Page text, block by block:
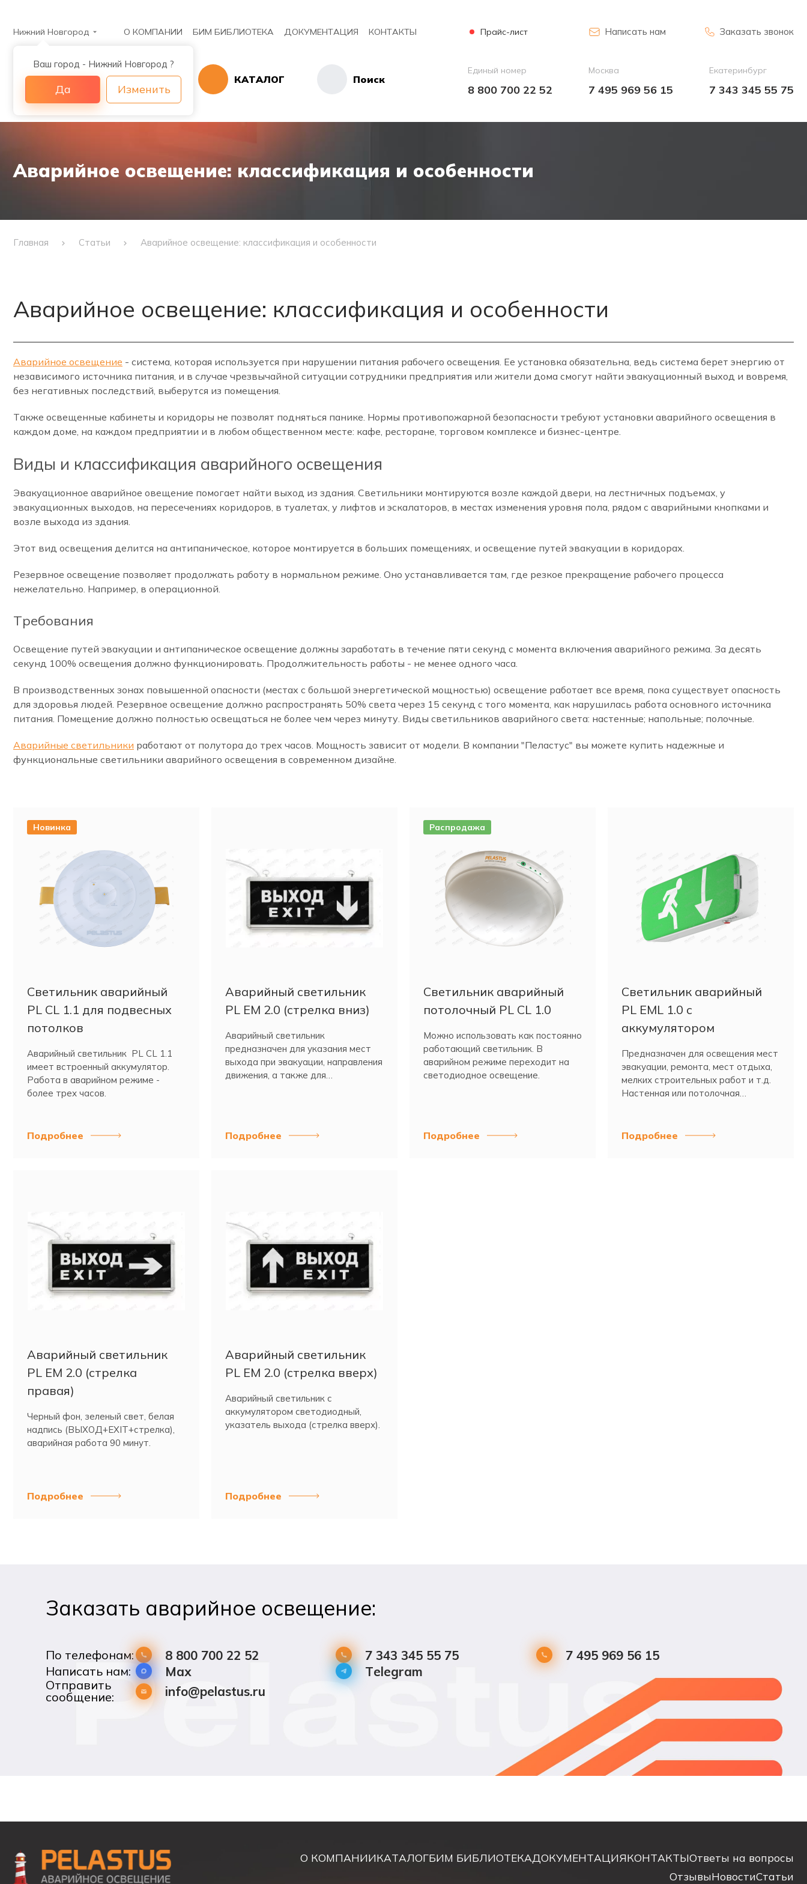
Нижний Новгород
Ваш город - Нижний Новгород ?
Да Изменить
О КОМПАНИИ БИМ БИБЛИОТЕКА ДОКУМЕНТАЦИЯ КОНТАКТЫ Прайс-лист Написать нам Заказать звонок
КАТАЛОГ Поиск
Единый номер
8 800 700 22 52
Москва
7 495 969 56 15
Екатеринбург
7 343 345 55 75
Аварийное освещение: классификация и особенности
Главная Статьи Аварийное освещение: классификация и особенности
Аварийное освещение: классификация и особенности
Аварийное освещение - система, которая используется при нарушении питания рабочего освещения. Ее установка обязательна, ведь система берет энергию от
независимого источника питания, и в случае чрезвычайной ситуации сотрудники предприятия или жители дома смогут найти эвакуационный выход и вовремя,
без негативных последствий, выберутся из помещения.
Также освещенные кабинеты и коридоры не позволят подняться панике. Нормы противопожарной безопасности требуют установки аварийного освещения в
каждом доме, на каждом предприятии и в любом общественном месте: кафе, ресторане, торговом комплексе и бизнес-центре.
Виды и классификация аварийного освещения
Эвакуационное аварийное овещение помогает найти выход из здания. Светильники монтируются возле каждой двери, на лестничных подъемах, у
эвакуационных выходов, на пересечениях коридоров, в туалетах, у лифтов и эскалаторов, в местах изменения уровня пола, рядом с аварийными кнопками и
возле выхода из здания.
Этот вид освещения делится на антипаническое, которое монтируется в больших помещениях, и освещение путей эвакуации в коридорах.
Резервное освещение позволяет продолжать работу в нормальном режиме. Оно устанавливается там, где резкое прекращение рабочего процесса
нежелательно. Например, в операционной.
Требования
Освещение путей эвакуации и антипаническое освещение должны заработать в течение пяти секунд с момента включения аварийного режима. За десять
секунд 100% освещения должно функционировать. Продолжительность работы - не менее одного часа.
В производственных зонах повышенной опасности (местах с большой энергетической мощностью) освещение работает все время, пока существует опасность
для здоровья людей. Резервное освещение должно распространять 50% света через 15 секунд с того момента, как нарушилась работа основного источника
питания. Помещение должно полностью освещаться не более чем через минуту. Виды светильников аварийного света: настенные; напольные; полочные.
Аварийные светильники работают от полутора до трех часов. Мощность зависит от модели. В компании "Пеластус" вы можете купить надежные и
функциональные светильники аварийного освещения в современном дизайне.
Новинка
Светильник аварийный
PL CL 1.1 для подвесных
потолков
Аварийный светильник PL CL 1.1
имеет встроенный аккумулятор.
Работа в аварийном режиме -
более трех часов.
Подробнее
Аварийный светильник
PL EM 2.0 (стрелка вниз)
Аварийный светильник
предназначен для указания мест
выхода при эвакуации, направления
движения, а также для
Подробнее
Распродажа
Светильник аварийный
потолочный PL CL 1.0
Можно использовать как постоянно
работающий светильник. В
аварийном режиме переходит на
светодиодное освещение.
Подробнее
Светильник аварийный
PL EML 1.0 с
аккумулятором
Предназначен для освещения мест
эвакуации, ремонта, мест отдыха,
мелких строительных работ и т.д.
Настенная или потолочная
Подробнее
Аварийный светильник
PL EM 2.0 (стрелка
правая)
Черный фон, зеленый свет, белая
надпись (ВЫХОД+EXIT+стрелка),
аварийная работа 90 минут.
Подробнее
Аварийный светильник
PL EM 2.0 (стрелка вверх)
Аварийный светильник с
аккумулятором светодиодный,
указатель выхода (стрелка вверх).
Подробнее
Заказать аварийное освещение:
По телефонам: 8 800 700 22 52 7 343 345 55 75 7 495 969 56 15
Написать нам: Max Telegram
Отправить
сообщение:
info@pelastus.ru
О КОМПАНИИКАТАЛОГБИМ БИБЛИОТЕКАДОКУМЕНТАЦИЯКОНТАКТЫОтветы на вопросы
ОтзывыНовостиСтатьи